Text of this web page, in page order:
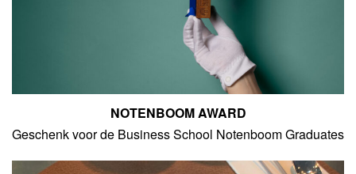
NOTENBOOM AWARD
Geschenk voor de Business School Notenboom Graduates